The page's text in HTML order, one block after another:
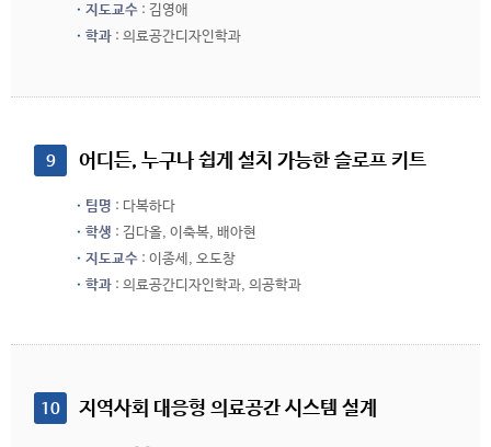
지도교수 : 김영애
학과 : 의료공간디자인학과
9 어디든, 누구나 쉽게 설치 가능한 슬로프 키트
팀명 : 다복하다
학생 : 김다올, 이축복, 배아현
지도교수 : 이종세, 오도창
학과 : 의료공간디자인학과, 의공학과
10 지역사회 대응형 의료공간 시스템 설계